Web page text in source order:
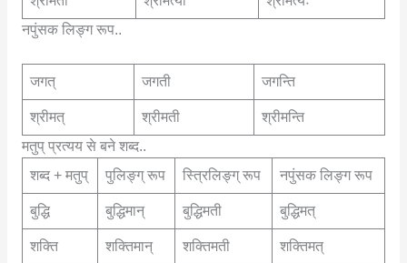
नपुंसक लिङ्ग रूप..
जगत् जगती जगन्ति
श्रीमत् श्रीमती
श्रीमन्ति
मतुप् प्रत्यय से बने शब्द..
शब्द + मतुप्
पुलिङ्ग् रूप स्त्रिलिङ्ग् रूप नपुंसक लिङ्ग रूप
बुद्धि बुद्धिमान् बुद्धिमती बुद्धिमत्
शक्ति शक्तिमान् शक्तिमती शक्तिमत्